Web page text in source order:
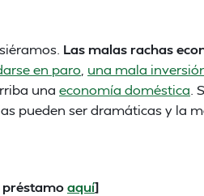
Las malas rachas
en paro una mala
una economía doméstica .
pueden ser dramáticas y la
préstamoaquí]